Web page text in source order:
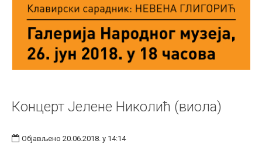
Концерт Јелене Николић (виола)
Објављено 20.06.2018. у 14:14